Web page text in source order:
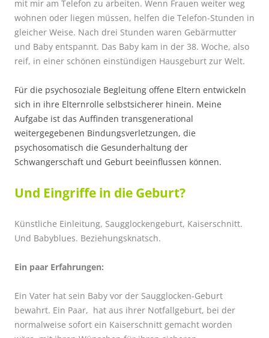
mit mir am Telefon zu arbeiten. Wenn Frauen weiter weg
wohnen oder liegen müssen, helfen die Telefon-Stunden in
gleicher Weise. Nach drei Stunden waren Gebärmutter
und Baby entspannt. Das Baby kam in der 38. Woche, also
reif, in einer schönen einstündigen Hausgeburt zur Welt.
Für die psychosoziale Begleitung offene Eltern entwickeln
sich in ihre Elternrolle selbstsicherer hinein. Meine
Aufgabe ist das Auffinden transgenerational
weitergegebenen Bindungsverletzungen, die
psychosomatisch die Gesunderhaltung der
Schwangerschaft und Geburt beeinflussen können.
Und Eingriffe in die Geburt?
Künstliche Einleitung, Saugglockengeburt, Kaiserschnitt.
Und Babyblues. Beziehungsknatsch.
Ein paar Erfahrungen:
Ein Vater hat sein Baby vor der Saugglocken-Geburt
bewahrt. Ein Paar, hat aus ihrer Notfallgeburt, bei der
normalweise sofort ein Kaiserschnitt gemacht worden